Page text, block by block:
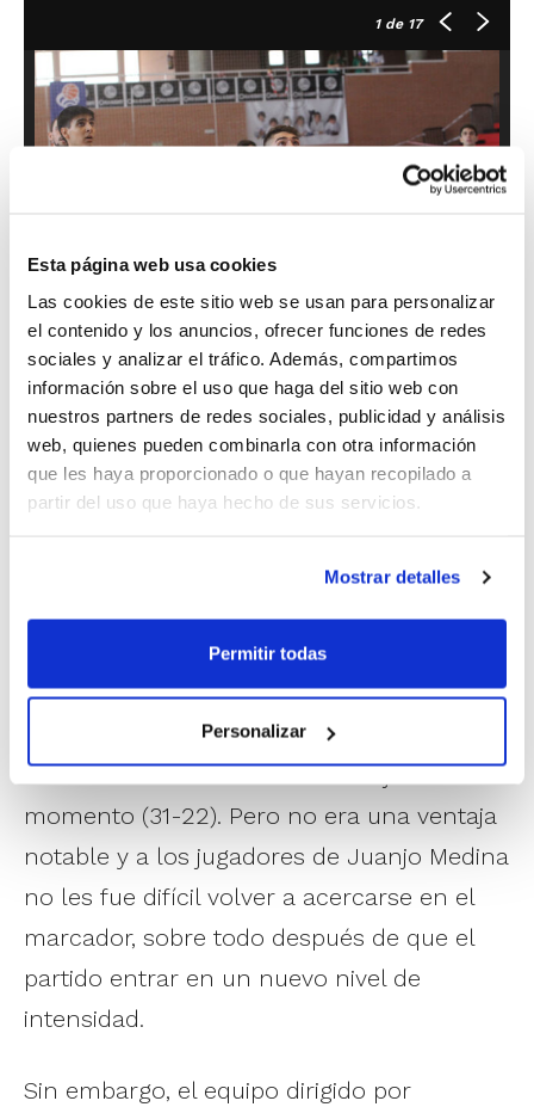
Esta página web usa cookies
Las cookies de este sitio web se usan para personalizar
el contenido y los anuncios, ofrecer funciones de redes
sociales y analizar el tráfico. Además, compartimos
información sobre el uso que haga del sitio web con
nuestros partners de redes sociales, publicidad y análisis
web, quienes pueden combinarla con otra información
que les haya proporcionado o que hayan recopilado a
partir del uso que haya hecho de sus servicios.
Mostrar detalles
Permitir todas
Personalizar
1de 17
La Final EBA comenzó con muchas
imprecisiones por parte de ambos equipos.
A los dos les costó entrar en partido y la
en esos primeros 20 minutos. Eso hizo que
el encuentro transcurriera muy igualado
hasta que a pocos minutos del descanso
los jugadores de Gandía apretaron
ligeramente el acelerador para llegar a
vestuarios con su máxima ventaja hasta el
momento (31-22). Pero no era una ventaja
notable y a los jugadores de Juanjo Medina
no les fue difícil volver a acercarse en el
marcador, sobre todo después de que el
partido entrar en un nuevo nivel de
intensidad.
Sin embargo, el equipo dirigido por